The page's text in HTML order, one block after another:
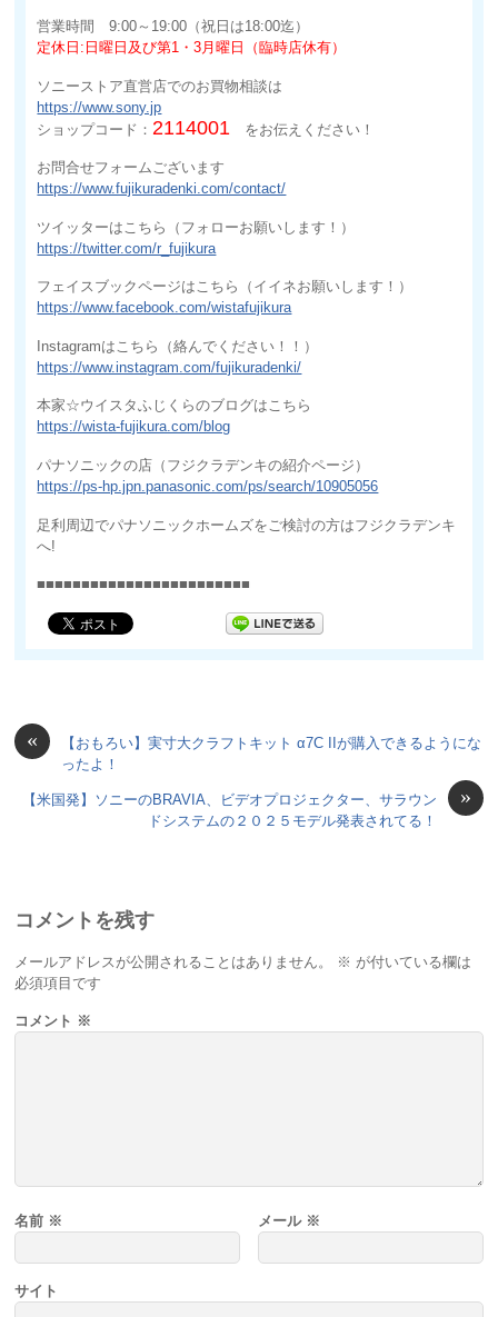
営業時間 9:00～19:00（祝日は18:00迄）
定休日:日曜日及び第1・3月曜日（臨時店休有）
ソニーストア直営店でのお買物相談は
https://www.sony.jp
ショップコード： 2114001 をお伝えください！
お問合せフォームございます
https://www.fujikuradenki.com/contact/
ツイッターはこちら（フォローお願いします！）
https://twitter.com/r_fujikura
フェイスブックページはこちら（イイネお願いします！）
https://www.facebook.com/wistafujikura
Instagramはこちら（絡んでください！！）
https://www.instagram.com/fujikuradenki/
本家☆ウイスタふじくらのブログはこちら
https://wista-fujikura.com/blog
パナソニックの店（フジクラデンキの紹介ページ）
https://ps-hp.jpn.panasonic.com/ps/search/10905056
足利周辺でパナソニックホームズをご検討の方はフジクラデンキ
へ!
■■■■■■■■■■■■■■■■■■■■■■■■
«
【おもろい】実寸大クラフトキット α7C IIが購入できるようにな
ったよ！
»
【米国発】ソニーのBRAVIA、ビデオプロジェクター、サラウン
ドシステムの２０２５モデル発表されてる！
コメントを残す
メールアドレスが公開されることはありません。 ※ が付いている欄は
必須項目です
コメント ※
名前 ※ メール ※
サイト